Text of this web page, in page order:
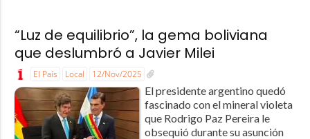
“Luz de equilibrio”, la gema boliviana
que deslumbró a Javier Milei
El País Local 12/Nov/2025
El presidente argentino quedó
fascinado con el mineral violeta
que Rodrigo Paz Pereira le
obsequió durante su asunción